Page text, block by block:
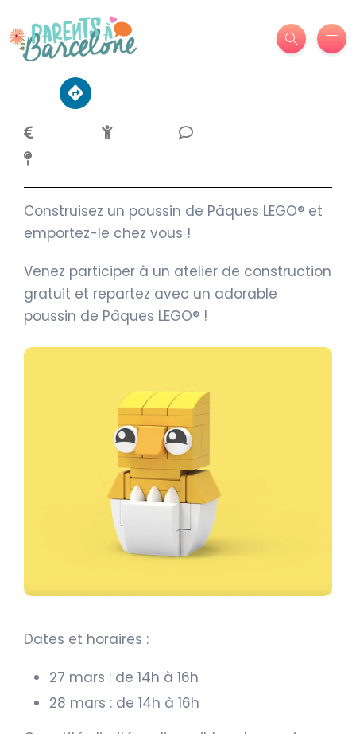
Construisez un poussin de Pâques LEGO® et
emportez-le chez vous !
Venez participer à un atelier de construction
gratuit et repartez avec un adorable
poussin de Pâques LEGO® !
Dates et horaires :
27 mars : de 14h à 16h
28 mars : de 14h à 16h